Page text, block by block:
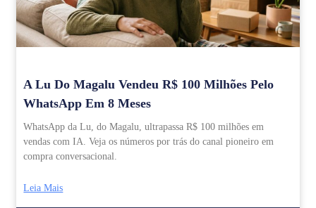
A Lu Do Magalu Vendeu R$ 100 Milhões Pelo
WhatsApp Em 8 Meses
WhatsApp da Lu, do Magalu, ultrapassa R$ 100 milhões em
vendas com IA. Veja os números por trás do canal pioneiro em
compra conversacional.
Leia Mais